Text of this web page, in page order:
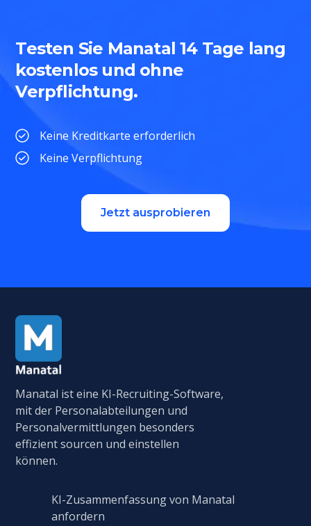
Testen Sie Manatal 14 Tage lang
kostenlos und ohne
Verpflichtung.
Keine Kreditkarte erforderlich
Keine Verpflichtung
Jetzt ausprobieren
Manatal ist eine KI-Recruiting-Software,
mit der Personalabteilungen und
Personalvermittlungen besonders
effizient sourcen und einstellen
können.
KI-Zusammenfassung von Manatal
anfordern